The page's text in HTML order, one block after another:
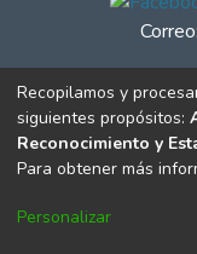
Correo:
© Instituto
Recopilamos y
siguientes propósitos:
Reconocimiento y
Para obtener más
Personalizar